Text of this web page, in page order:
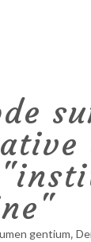
gentium,